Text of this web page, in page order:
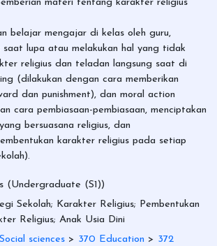
materi tentang karakter religius
belajar mengajar di kelas oleh guru,
saat lupa atau melakukan hal yang tidak
religius dan teladan langsung saat di
(dilakukan dengan cara memberikan
dan punishment), dan moral action
cara pembiasaan-pembiasaan, menciptakan
bersuasana religius, dan
karakter religius pada setiap
(Undergraduate (S1))
Sekolah; Karakter Religius; Pembentukan
Religius; Anak Usia Dini
sciences > 370 Education > 372